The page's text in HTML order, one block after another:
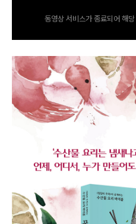
동영상 서비스가 종료되어 해